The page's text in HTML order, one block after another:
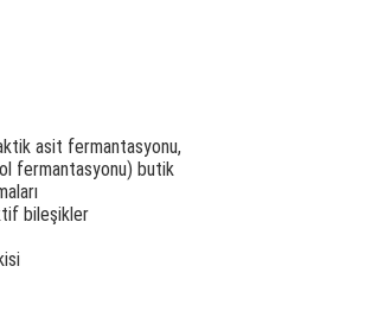
asit fermantasyonu,
fermantasyonu) butik
bileşikler